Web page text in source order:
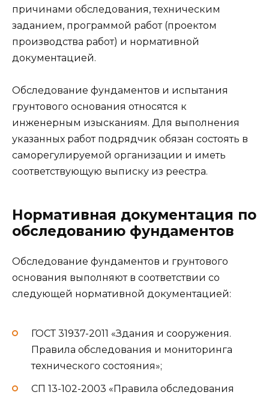
причинами обследования, техническим
заданием, программой работ (проектом
производства работ) и нормативной
документацией.
Обследование фундаментов и испытания
грунтового основания относятся к
инженерным изысканиям. Для выполнения
указанных работ подрядчик обязан состоять в
саморегулируемой организации и иметь
соответствующую выписку из реестра.
Нормативная документация по
обследованию фундаментов
Обследование фундаментов и грунтового
основания выполняют в соответствии со
следующей нормативной документацией:
ГОСТ 31937-2011 «Здания и сооружения.
Правила обследования и мониторинга
технического состояния»;
СП 13-102-2003 «Правила обследования